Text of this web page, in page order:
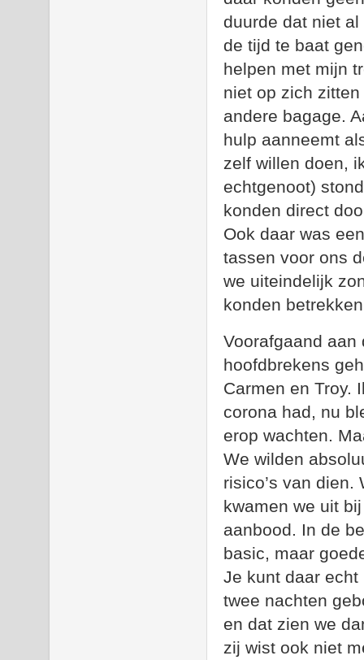
duurde dat niet
de tijd te baat
helpen met mijn
niet op zich
andere bagage.
hulp aanneemt
zelf willen doen,
echtgenoot)
konden direct
Ook daar was
tassen voor ons
we uiteindelijk
konden
Voorafgaand aan
hoofdbrekens
Carmen en Troy.
corona had, nu
erop wachten.
We wilden
risico’s van
kwamen we uit
aanbood. In de
basic, maar
Je kunt daar
twee nachten
en dat zien we
zij wist ook niet